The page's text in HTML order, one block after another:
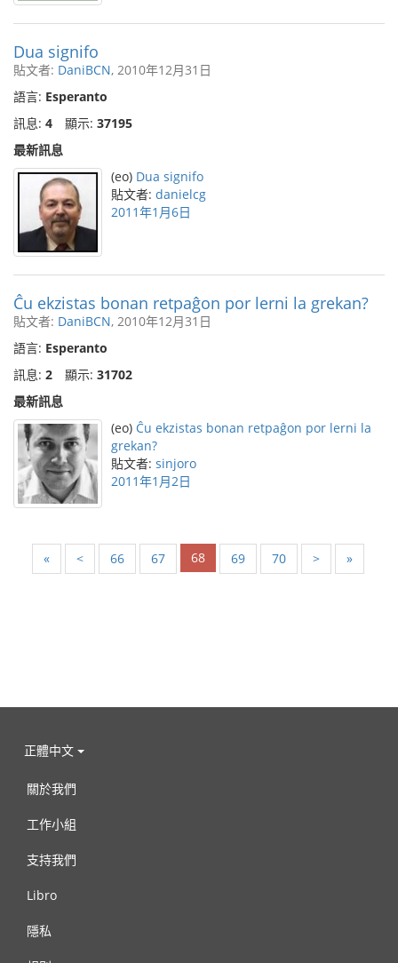
Dua signifo
貼文者: DaniBCN, 2010年12月31日
語言: Esperanto
訊息: 4 顯示: 37195
最新訊息
(eo) Dua signifo
貼文者: danielcg
2011年1月6日
Ĉu ekzistas bonan retpaĝon por lerni la grekan?
貼文者: DaniBCN, 2010年12月31日
語言: Esperanto
訊息: 2 顯示: 31702
最新訊息
(eo) Ĉu ekzistas bonan retpaĝon por lerni la
grekan?
貼文者: sinjoro
2011年1月2日
« < 66 67 68 69 70 > »
正體中文
關於我們
工作小組
支持我們
Libro
隱私